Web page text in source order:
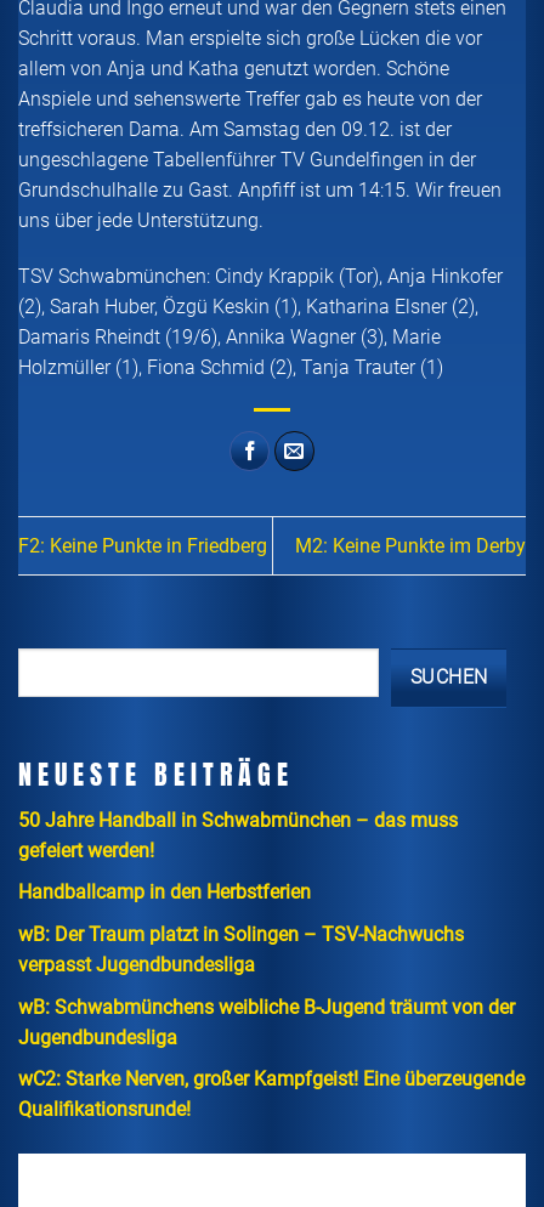
Claudia und Ingo erneut und war den Gegnern stets einen
Schritt voraus. Man erspielte sich große Lücken die vor
allem von Anja und Katha genutzt worden. Schöne
Anspiele und sehenswerte Treffer gab es heute von der
treffsicheren Dama. Am Samstag den 09.12. ist der
ungeschlagene Tabellenführer TV Gundelfingen in der
Grundschulhalle zu Gast. Anpfiff ist um 14:15. Wir freuen
uns über jede Unterstützung.
TSV Schwabmünchen: Cindy Krappik (Tor), Anja Hinkofer
(2), Sarah Huber, Özgü Keskin (1), Katharina Elsner (2),
Damaris Rheindt (19/6), Annika Wagner (3), Marie
Holzmüller (1), Fiona Schmid (2), Tanja Trauter (1)
F2: Keine Punkte in Friedberg M2: Keine Punkte im Derby
SUCHEN
NEUESTE BEITRÄGE
50 Jahre Handball in Schwabmünchen – das muss
gefeiert werden!
Handballcamp in den Herbstferien
wB: Der Traum platzt in Solingen – TSV-Nachwuchs
verpasst Jugendbundesliga
wB: Schwabmünchens weibliche B-Jugend träumt von der
Jugendbundesliga
wC2: Starke Nerven, großer Kampfgeist! Eine überzeugende
Qualifikationsrunde!